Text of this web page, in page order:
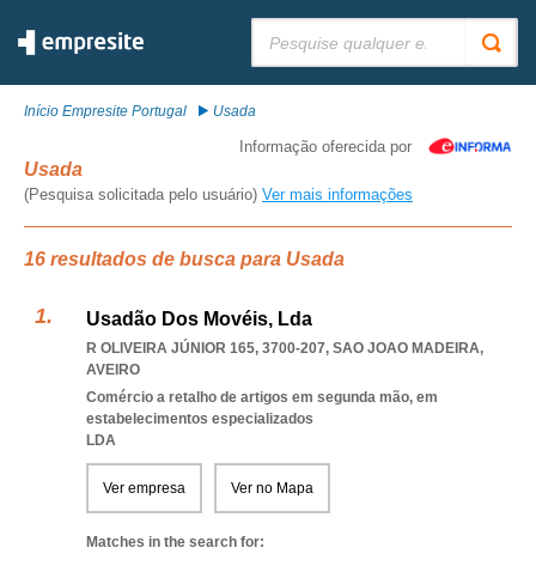
Início Empresite Portugal Usada
Informação oferecida por
Usada
(Pesquisa solicitada pelo usuário) Ver mais informações
16 resultados de busca para Usada
Usadão Dos Movéis, Lda
R OLIVEIRA JÚNIOR 165, 3700-207, SAO JOAO MADEIRA,
AVEIRO
Comércio a retalho de artigos em segunda mão, em
estabelecimentos especializados
LDA
Ver empresa Ver no Mapa
Matches in the search for: